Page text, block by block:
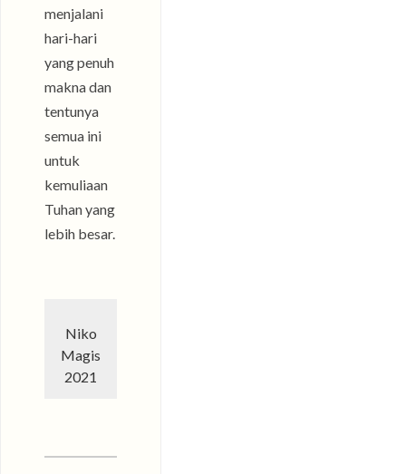
menjalani
hari-hari
yang penuh
makna dan
tentunya
semua ini
untuk
kemuliaan
Tuhan yang
lebih besar.
Niko
Magis
2021